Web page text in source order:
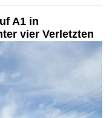
A1 in
vier Verletzten